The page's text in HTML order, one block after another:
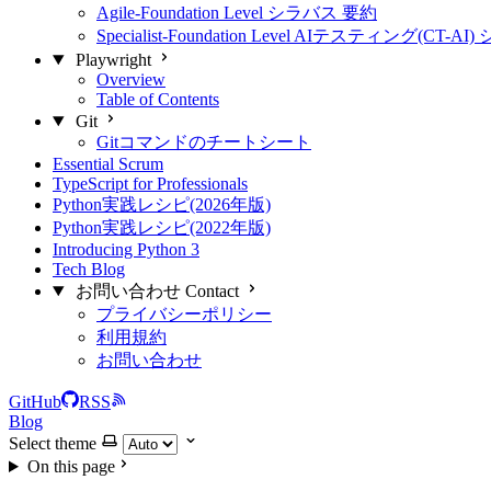
Agile-Foundation Level シラバス 要約
Specialist-Foundation Level AIテスティング(CT-AI)
Playwright
Overview
Table of Contents
Git
Gitコマンドのチートシート
Essential Scrum
TypeScript for Professionals
Python実践レシピ(2026年版)
Python実践レシピ(2022年版)
Introducing Python 3
Tech Blog
お問い合わせ Contact
プライバシーポリシー
利用規約
お問い合わせ
GitHub
RSS
Blog
Select theme
On this page